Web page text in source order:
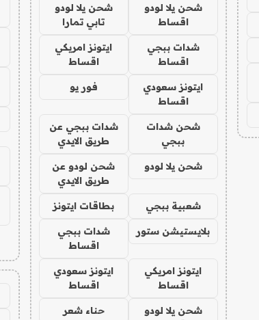
شحن يلا لودو
اقساط
شحن يلا لودو
تابي تمارا
شدات ببجي
اقساط
ايتونز امريكي
اقساط
ايتونز سعودي
اقساط
فور يو
شحن شدات
ببجي
شدات ببجي عن
طريق الايدي
شحن يلا لودو
شحن لودو عن
طريق الايدي
شعبية ببجي بطاقات ايتونز
بلايستيشن ستور
شدات ببجي
اقساط
ايتونز امريكي
اقساط
ايتونز سعودي
اقساط
شحن يلا لودو
حناء شعر